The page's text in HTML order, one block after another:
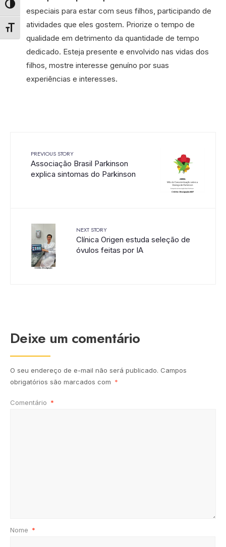
Alternar alto contraste
Alternar tamanho da fonte
especiais para estar com seus filhos, participando de
atividades que eles gostem. Priorize o tempo de
qualidade em detrimento da quantidade de tempo
dedicado. Esteja presente e envolvido nas vidas dos
filhos, mostre interesse genuíno por suas
experiências e interesses.
PREVIOUS STORY
Associação Brasil Parkinson
explica sintomas do Parkinson
NEXT STORY
Clínica Origen estuda seleção de
óvulos feitas por IA
Deixe um comentário
O seu endereço de e-mail não será publicado. Campos
obrigatórios são marcados com *
Comentário *
Nome *